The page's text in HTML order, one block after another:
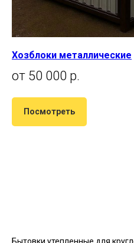
Хозблоки металлические
от 50 000 р.
Посмотреть
Бытовки утепленные для